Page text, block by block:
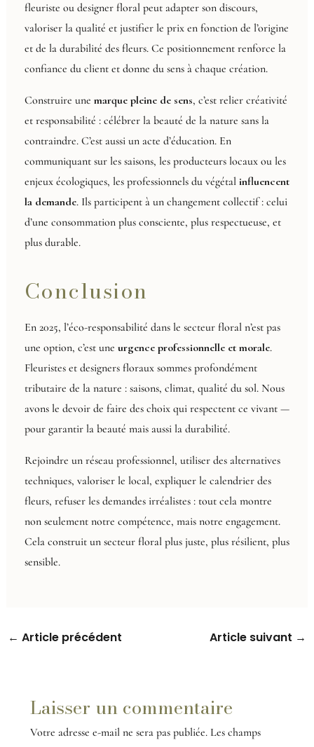
fleuriste ou designer floral peut adapter son discours,
valoriser la qualité et justifier le prix en fonction de l’origine
et de la durabilité des fleurs. Ce positionnement renforce la
confiance du client et donne du sens à chaque création.
Construire une marque pleine de sens, c’est relier créativité
et responsabilité : célébrer la beauté de la nature sans la
contraindre. C’est aussi un acte d’éducation. En
communiquant sur les saisons, les producteurs locaux ou les
enjeux écologiques, les professionnels du végétal influencent
la demande. Ils participent à un changement collectif : celui
d’une consommation plus consciente, plus respectueuse, et
plus durable.
Conclusion
En 2025, l’éco-responsabilité dans le secteur floral n’est pas
une option, c’est une urgence professionnelle et morale.
Fleuristes et designers floraux sommes profondément
tributaire de la nature : saisons, climat, qualité du sol. Nous
avons le devoir de faire des choix qui respectent ce vivant —
pour garantir la beauté mais aussi la durabilité.
Rejoindre un réseau professionnel, utiliser des alternatives
techniques, valoriser le local, expliquer le calendrier des
fleurs, refuser les demandes irréalistes : tout cela montre
non seulement notre compétence, mais notre engagement.
Cela construit un secteur floral plus juste, plus résilient, plus
sensible.
← Article précédent Article suivant →
Laisser un commentaire
Votre adresse e-mail ne sera pas publiée. Les champs